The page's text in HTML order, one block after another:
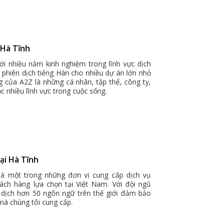
Tĩnh
nhiều năm kinh nghiệm trong lĩnh vực dịch
dịch tiếng Hàn cho nhiều dự án lớn nhỏ
của A2Z là những cá nhân, tập thể, công ty,
nhiều lĩnh vực trong cuộc sống.
Hà Tĩnh
một trong những đơn vị cung cấp dịch vụ
hàng lựa chọn tại Việt Nam. Với đội ngũ
hơn 50 ngôn ngữ trên thế giới đảm bảo
chúng tôi cung cấp.